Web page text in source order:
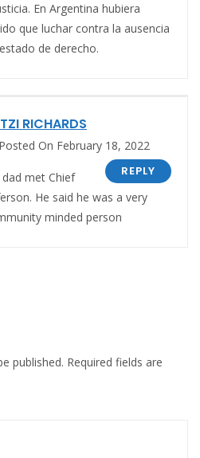
En Argentina hubiera
que luchar contra la ausencia
de derecho.
RICHARDS
Posted On February 18, 2022
REPLY
dad met Chief
He said he was a very
minded person
published. Required fields are